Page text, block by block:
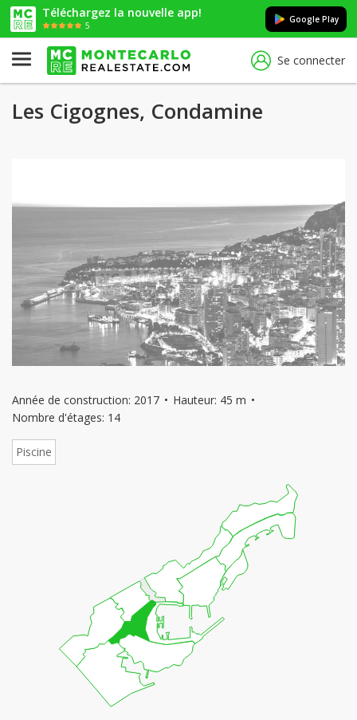
Téléchargez la nouvelle app!
5
Google Play
Se connecter
Les Cigognes, Condamine
Année de construction: 2017
Hauteur: 45 m
Nombre d'étages: 14
Piscine